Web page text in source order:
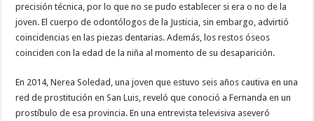
precisión técnica, por lo que no se pudo establecer si era o no de la
joven. El cuerpo de odontólogos de la Justicia, sin embargo, advirtió
coincidencias en las piezas dentarias. Además, los restos óseos
coinciden con la edad de la niña al momento de su desaparición.
En 2014, Nerea Soledad, una joven que estuvo seis años cautiva en una
red de prostitución en San Luis, reveló que conoció a Fernanda en un
prostíbulo de esa provincia. En una entrevista televisiva aseveró